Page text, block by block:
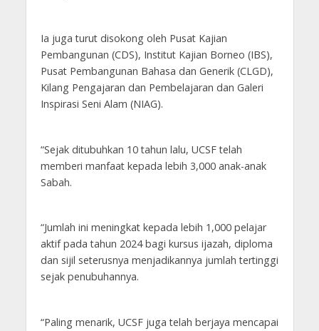
Ia juga turut disokong oleh Pusat Kajian
Pembangunan (CDS), Institut Kajian Borneo (IBS),
Pusat Pembangunan Bahasa dan Generik (CLGD),
Kilang Pengajaran dan Pembelajaran dan Galeri
Inspirasi Seni Alam (NIAG).
“Sejak ditubuhkan 10 tahun lalu, UCSF telah
memberi manfaat kepada lebih 3,000 anak-anak
Sabah.
“Jumlah ini meningkat kepada lebih 1,000 pelajar
aktif pada tahun 2024 bagi kursus ijazah, diploma
dan sijil seterusnya menjadikannya jumlah tertinggi
sejak penubuhannya.
“Paling menarik, UCSF juga telah berjaya mencapai